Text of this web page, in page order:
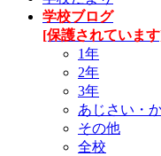
学校ブログ
[保護されていま
1年
2年
3年
あじさい・
その他
全校